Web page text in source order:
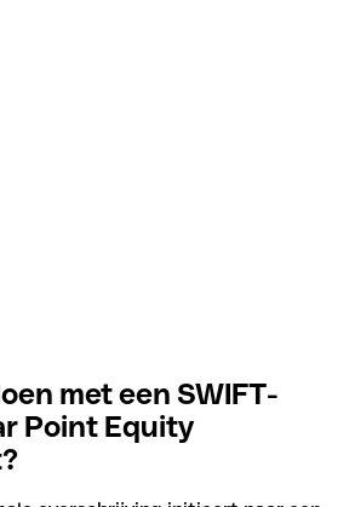
met een SWIFT-
Point Equity